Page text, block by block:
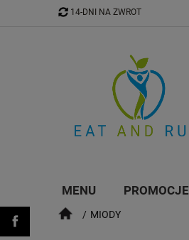
MENU PROMOCJE
MIODY
14-DNI NA ZWROT